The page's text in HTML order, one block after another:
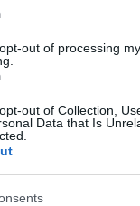
out of processing
out of Collection,
Data that Is